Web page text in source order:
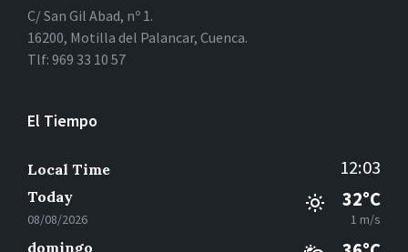
C/ San Gil Abad, nº 1.
16200, Motilla del Palancar, Cuenca.
Tlf: 969 33 10 57
El Tiempo
Local Time 12:03
Today
08/08/2026
32°C
1 m/s
domingo